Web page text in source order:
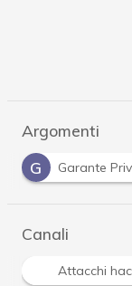
Argomenti
L
linkedin
Canali
Attacchi